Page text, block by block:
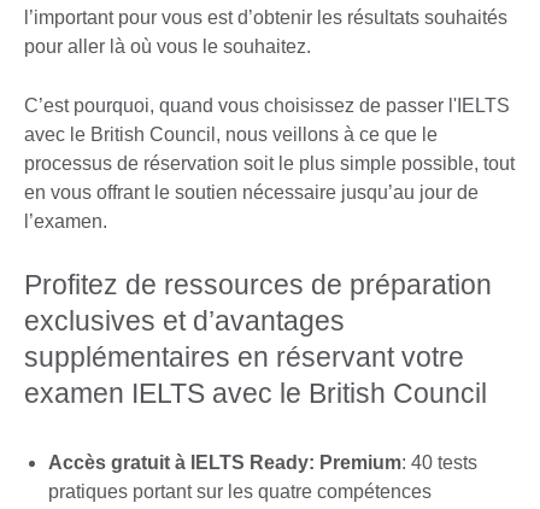
l’important pour vous est d’obtenir les résultats souhaités
pour aller là où vous le souhaitez.
C’est pourquoi, quand vous choisissez de passer l'IELTS
avec le British Council, nous veillons à ce que le
processus de réservation soit le plus simple possible, tout
en vous offrant le soutien nécessaire jusqu’au jour de
l’examen.
Profitez de ressources de préparation
exclusives et d’avantages
supplémentaires en réservant votre
examen IELTS avec le British Council
Accès gratuit à IELTS Ready: Premium: 40 tests
pratiques portant sur les quatre compétences